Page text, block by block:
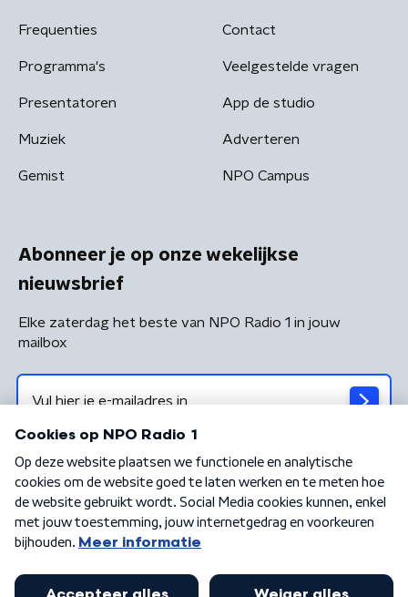
Frequenties
Programma's
Presentatoren
Muziek
Gemist
Contact
Veelgestelde vragen
App de studio
Adverteren
NPO Campus
Abonneer je op onze wekelijkse
nieuwsbrief
Elke zaterdag het beste van NPO Radio 1 in jouw
mailbox
Algemene voorwaarden